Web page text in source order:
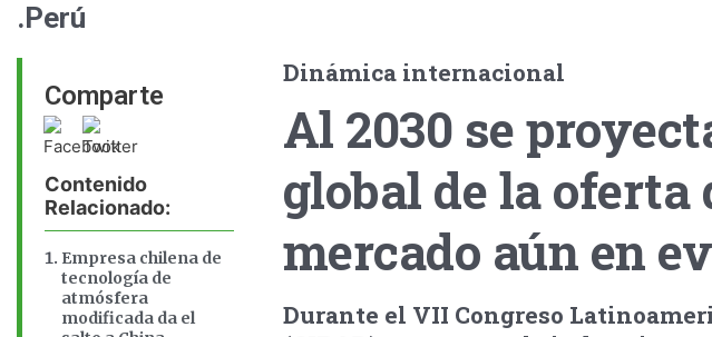
.Perú
Comparte
Contenido
Relacionado:
Empresa chilena de
tecnología de
atmósfera
modificada da el
Dinámica internacional
Al 2030 se
global de la oferta
mercado aún en
Durante el VII Congreso